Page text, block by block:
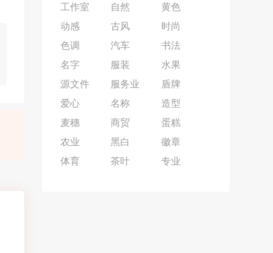
工作室
自然
黄色
动感
古风
时尚
色调
汽车
书法
名字
服装
水果
源文件
服务业
盾牌
爱心
名称
造型
麦穗
商贸
蛋糕
农业
黑白
徽章
体育
茶叶 专业